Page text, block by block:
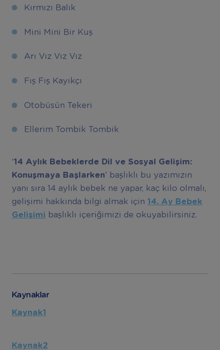
Kırmızı Balık
Mini Mini Bir Kuş
Arı Vız Vız Vız
Fış Fış Kayıkçı
Otobüsün Tekeri
Ellerim Tombik Tombik
‘14 Ayl ık Bebeklerde Dil ve Sosyal Gelişim:
Konuşmaya Başlarken’ başlıklı bu yazımızın
yanı sıra 14 aylık bebek ne yapar, kaç kilo olmalı,
gelişimi hakkında bilgi almak için 14. Ay Bebek
Gelişimi başlıklı içeriğimizi de okuyabilirsiniz.
Kaynaklar
Kaynak1
Kaynak2